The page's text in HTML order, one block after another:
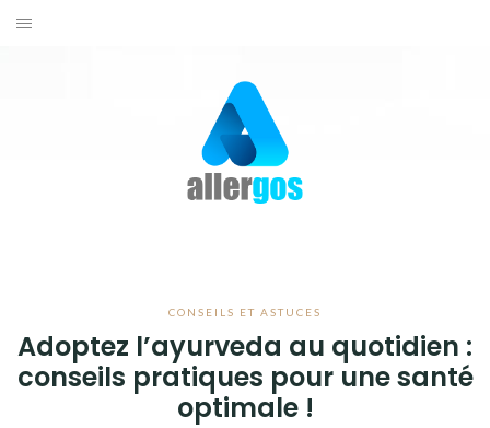
Aller
CONSEILS ET ASTUCES
Adoptez l’ayurveda au quotidien :
conseils pratiques pour une santé
optimale !